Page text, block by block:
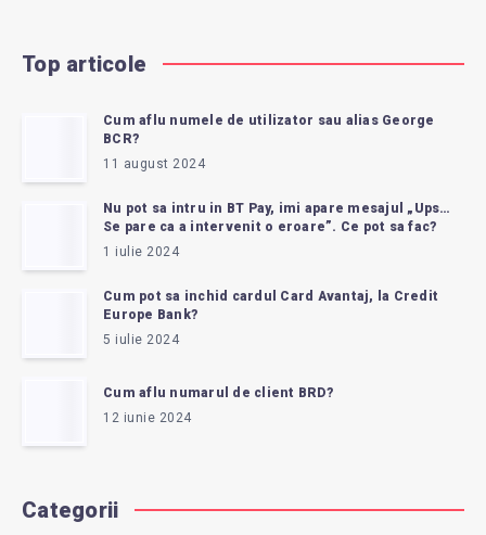
PLATA
FACTURILOR?
Top articole
Cum aflu numele de utilizator sau alias George
BCR?
11 august 2024
Nu pot sa intru in BT Pay, imi apare mesajul „Ups…
Se pare ca a intervenit o eroare”. Ce pot sa fac?
1 iulie 2024
Cum pot sa inchid cardul Card Avantaj, la Credit
Europe Bank?
5 iulie 2024
Cum aflu numarul de client BRD?
12 iunie 2024
Categorii